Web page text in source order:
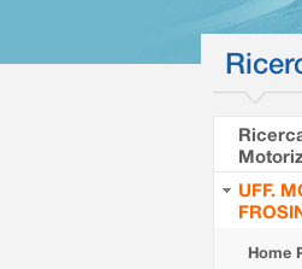
UFF.
Home